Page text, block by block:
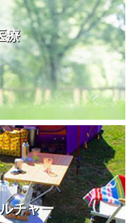
療
チャー